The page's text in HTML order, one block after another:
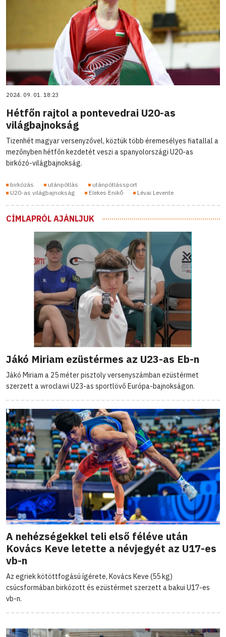
2024. 09. 01. 18:23
Hétfőn rajtol a pontevedrai U20-as
világbajnokság
Tizenhét magyar versenyzővel, köztük több éremesélyes fiatallal a
mezőnyben hétfőn kezdetét veszi a spanyolországi U20-as
birkózó-világbajnokság.
birkózás utánpótlás
utánpótlássport
U20-as világbajnokság
Elekes Enikő Lévai Levente
CÍMLAPRÓL AJÁNLJUK
Jákó Miriam ezüstérmes az U23-as Eb-n
Jákó Miriam a 25 méter pisztoly versenyszámban ezüstérmet
szerzett a wroclawi U23-as sportlövő Európa-bajnokságon.
A nehézségekkel teli első féléve után
Kovács Keve letette a névjegyét az U17-es
vb-n
Az egriek kötöttfogású ígérete, Kovács Keve (55 kg)
csúcsformában birkózott és ezüstérmet szerzett a bakui U17-es
vb-n.